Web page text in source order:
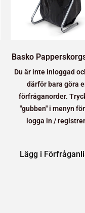
Basko
Du är inte inloggad
därför bara göra
förfråganorder.
"gubben" i menyn
logga in /
Lägg i